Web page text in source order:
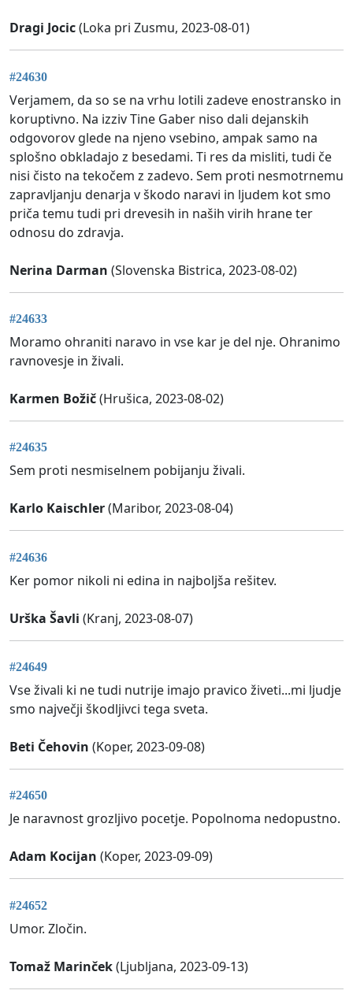
Dragi Jocic(Loka pri Zusmu, 2023-08-01)
#24630
Verjamem, da so se na vrhu lotili zadeve enostransko in
koruptivno. Na izziv Tine Gaber niso dali dejanskih
odgovorov glede na njeno vsebino, ampak samo na
splošno obkladajo z besedami. Ti res da misliti, tudi če
nisi čisto na tekočem z zadevo. Sem proti nesmotrnemu
zapravljanju denarja v škodo naravi in ljudem kot smo
priča temu tudi pri drevesih in naših virih hrane ter
odnosu do zdravja.
Nerina Darman (Slovenska Bistrica, 2023-08-02)
#24633
Moramo ohraniti naravo in vse kar je del nje. Ohranimo
ravnovesje in živali.
Karmen Božič(Hrušica, 2023-08-02)
#24635
Sem proti nesmiselnem pobijanju živali.
Karlo Kaischler(Maribor, 2023-08-04)
#24636
Ker pomor nikoli ni edina in najboljša rešitev.
Urška Šavli (Kranj, 2023-08-07)
#24649
Vse živali ki ne tudi nutrije imajo pravico živeti...mi ljudje
smo največji škodljivci tega sveta.
Beti Čehovin (Koper, 2023-09-08)
#24650
Je naravnost grozljivo pocetje. Popolnoma nedopustno.
Adam Kocijan (Koper, 2023-09-09)
#24652
Umor. Zločin.
Tomaž Marinček(Ljubljana, 2023-09-13)